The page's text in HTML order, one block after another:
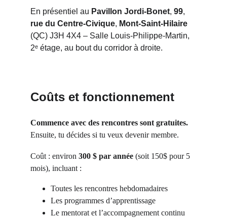
En présentiel au Pavillon Jordi-Bonet, 99,
rue du Centre-Civique, Mont-Saint-Hilaire
(QC) J3H 4X4 – Salle Louis-Philippe-Martin,
2ᵉ étage, au bout du corridor à droite.
Commence avec des rencontres sont gratuites.
Ensuite, tu décides si tu veux devenir membre.
Coût : environ 300 $ par année (soit 150$ pour 5
mois), incluant :
Toutes les rencontres hebdomadaires
Les programmes d’apprentissage
Le mentorat et l’accompagnement continu
Coûts et fonctionnement